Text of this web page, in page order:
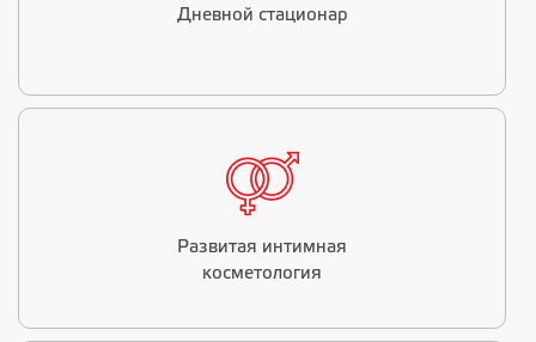
Дневной стационар
Развитая интимная
косметология